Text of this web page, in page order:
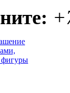
фигуры